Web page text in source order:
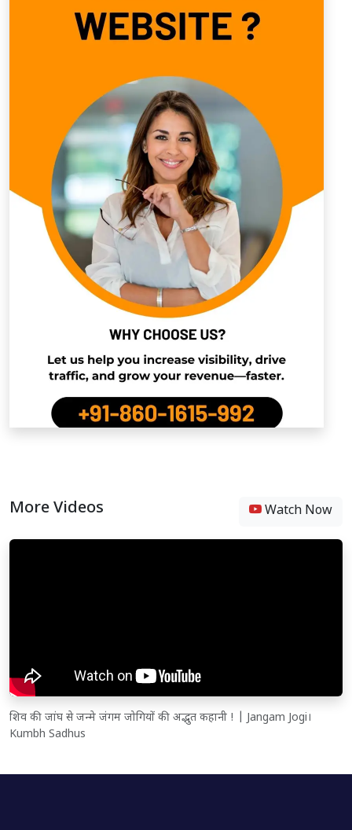
More Videos Watch Now
शिव की जांघ से जन्मे जंगम जोगियों की अद्भुत कहानी ! | Jangam Jogi।
Kumbh Sadhus